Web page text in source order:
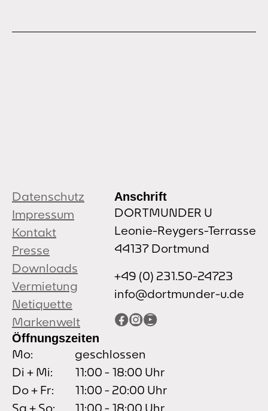
Datenschutz
Impressum
Kontakt
Presse
Downloads
Vermietung
Netiquette
Markenwelt
Anschrift
DORTMUNDER U
Leonie-Reygers-Terrasse
44137 Dortmund
+49 (0) 231.50-24723
info@dortmunder-u.de
Facebook
Instagram
YouTube
Öffnungszeiten
Mo:
geschlossen
Di + Mi:
11:00 - 18:00 Uhr
Do + Fr:
11:00 - 20:00 Uhr
Sa + So:
11:00 - 18:00 Uhr